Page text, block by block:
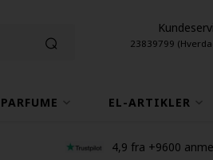
23839799
PARFUME EL-ARTIKLER
4,9 fra +9600